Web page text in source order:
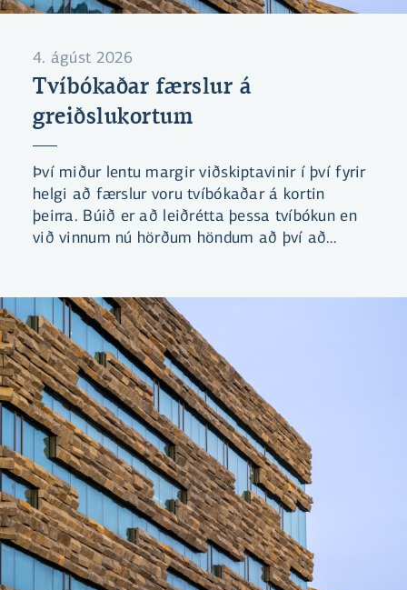
4. ágúst 2026
Tvíbókaðar færslur á
greiðslukortum
Því miður lentu margir viðskiptavinir í því fyrir
helgi að færslur voru tvíbókaðar á kortin
þeirra. Búið er að leiðrétta þessa tvíbókun en
við vinnum nú hörðum höndum að því að